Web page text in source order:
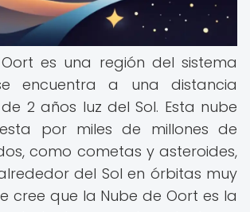
es una región del sistema
encuentra a una distancia
2 años luz del Sol. Esta nube
por miles de millones de
como cometas y asteroides,
del Sol en órbitas muy
cree que la Nube de Oort es la